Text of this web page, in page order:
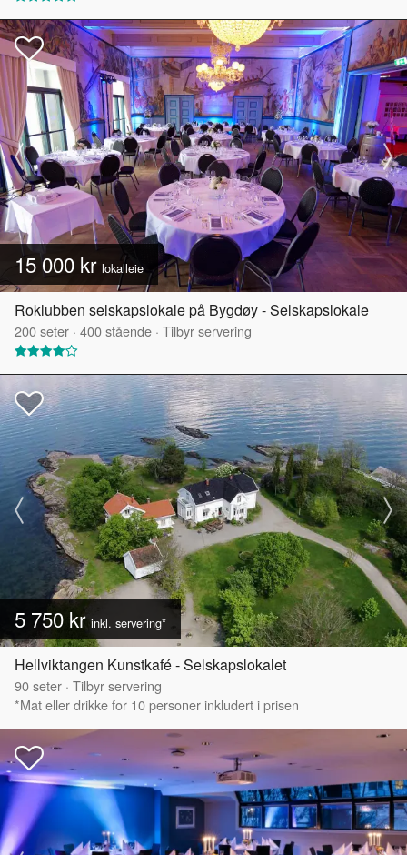
15 000 kr lokalleie
Roklubben selskapslokale på Bygdøy - Selskapslokale
200seter · 400stående · Tilbyr servering
5 750 krinkl. servering*
Hellviktangen Kunstkafé - Selskapslokalet
90seter · Tilbyr servering
*Mat eller drikke for 10 personer inkludert i prisen